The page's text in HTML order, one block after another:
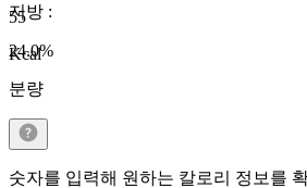
55
Kcal
지방 :
24.0%
분량
숫자를 입력해 원하는 칼로리 정보를